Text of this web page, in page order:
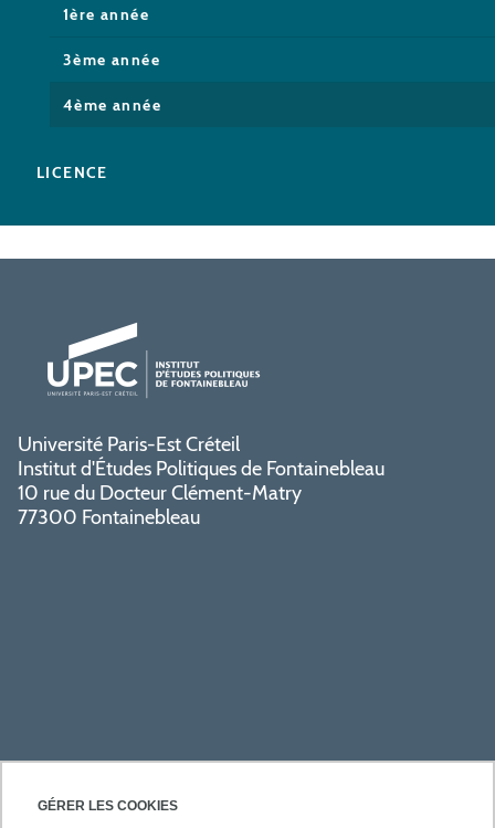
GÉRER LES COOKIES
1ère année
3ème année
4ème année
LICENCE
Université Paris-Est Créteil
Institut d'Études Politiques de Fontainebleau
10 rue du Docteur Clément-Matry
77300 Fontainebleau
PRATIQUE